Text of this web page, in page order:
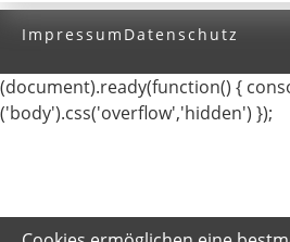
Impressum Datenschutz
(document).ready(function() {
('body').css('overflow','hidden') });